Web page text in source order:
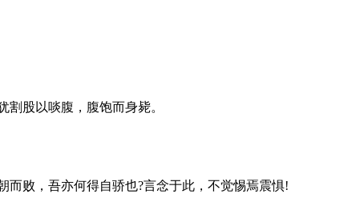
股以啖腹，腹饱而身毙。
败，吾亦何得自骄也?言念于此，不觉惕焉震惧!